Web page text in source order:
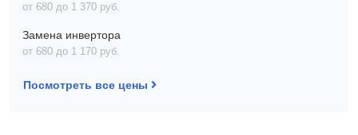
от 680 до 1 370 pyб.
Замена инвертора
от 680 до 1 170 pyб.
Посмотреть все цены